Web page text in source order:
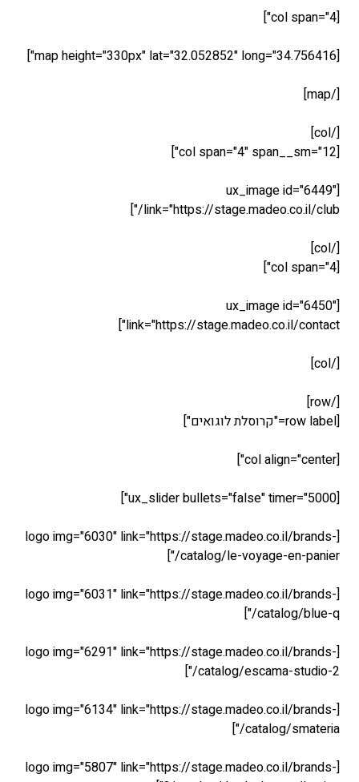
link="https://
link="https://
[logo img="6030" link="https://
catalog/le-
[logo img="6031" link="https://
[logo img="6291" link="https://
catalog/
[logo img="6134" link="https://
[logo img="5807" link="https://